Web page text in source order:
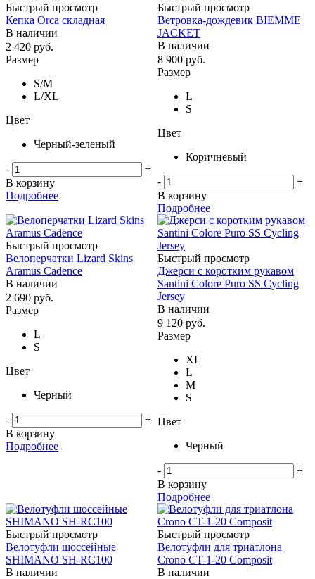
Быстрый просмотр
Кепка Orca складная
В наличии
2 420 руб.
Размер
S/M
L/ХL
Цвет
Черный-зеленый
-
+
В корзину
Подробнее
Быстрый просмотр
Ветровка-дождевик BIEMME
JACKET
В наличии
8 900 руб.
Размер
L
S
Цвет
Коричневый
-
+
В корзину
Подробнее
Быстрый просмотр
Велоперчатки Lizard Skins
Aramus Cadence
В наличии
2 690 руб.
Размер
L
S
Цвет
Черный
-
+
В корзину
Подробнее
Быстрый просмотр
Джерси с коротким рукавом
Santini Colore Puro SS Cycling
Jersey
В наличии
9 120 руб.
Размер
XL
L
M
S
Цвет
Черный
-
+
В корзину
Подробнее
Быстрый просмотр
Велотуфли шоссейные
SHIMANO SH-RC100
В наличии
Быстрый просмотр
Велотуфли для триатлона
Crono CT-1-20 Composit
В наличии